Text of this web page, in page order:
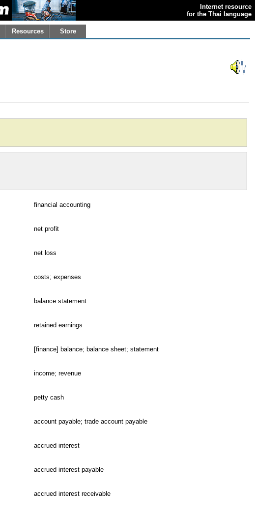
Internet resource
for the Thai language
Resources Store
financial accounting
net profit
net loss
costs; expenses
balance statement
retained earnings
[finance] balance; balance sheet; statement
income; revenue
petty cash
account payable; trade account payable
accrued interest
accrued interest payable
accrued interest receivable